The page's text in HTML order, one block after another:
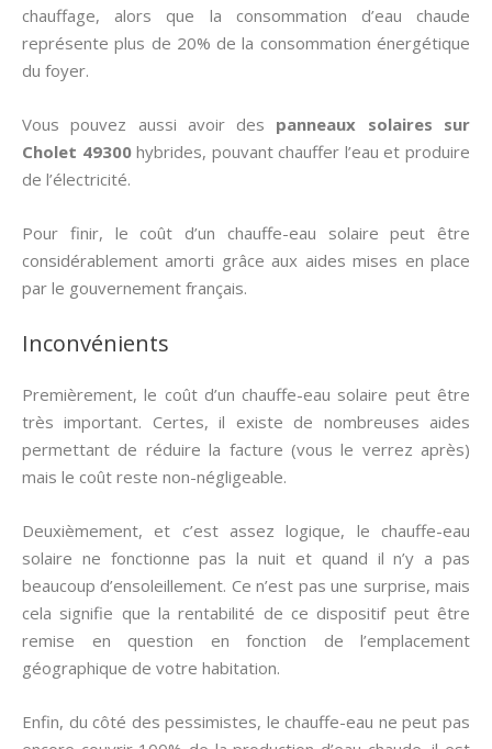
chauffage, alors que la consommation d’eau chaude
représente plus de 20% de la consommation énergétique
du foyer.
Vous pouvez aussi avoir des panneaux solaires sur
Cholet 49300hybrides, pouvant chauffer l’eau et produire
de l’électricité.
Pour finir, le coût d’un chauffe-eau solaire peut être
considérablement amorti grâce aux aides mises en place
par le gouvernement français.
Inconvénients
Premièrement, le coût d’un chauffe-eau solaire peut être
très important. Certes, il existe de nombreuses aides
permettant de réduire la facture (vous le verrez après)
mais le coût reste non-négligeable.
Deuxièmement, et c’est assez logique, le chauffe-eau
solaire ne fonctionne pas la nuit et quand il n’y a pas
beaucoup d’ensoleillement. Ce n’est pas une surprise, mais
cela signifie que la rentabilité de ce dispositif peut être
remise en question en fonction de l’emplacement
géographique de votre habitation.
Enfin, du côté des pessimistes, le chauffe-eau ne peut pas